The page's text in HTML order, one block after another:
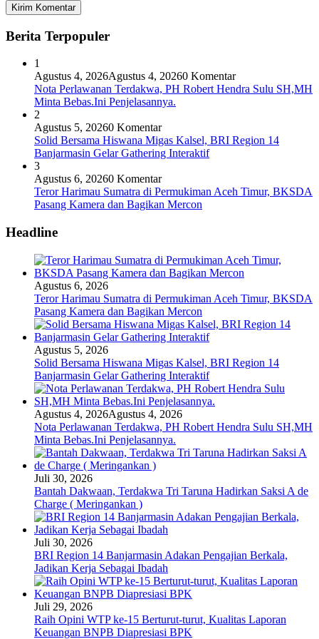
Berita Terpopuler
1
Agustus 4, 2026Agustus 4, 20260 Komentar
Nota Perlawanan Terdakwa, PH Robert Hendra Sulu SH,MH
Minta Bebas.Ini Penjelasannya.
2
Agustus 5, 20260 Komentar
Solid Bersama Hiswana Migas Kalsel, BRI Region 14
Banjarmasin Gelar Gathering Interaktif
3
Agustus 6, 20260 Komentar
Teror Harimau Sumatra di Permukiman Aceh Timur, BKSDA
Pasang Kamera dan Bagikan Mercon
Headline
Agustus 6, 2026
Teror Harimau Sumatra di Permukiman Aceh Timur, BKSDA
Pasang Kamera dan Bagikan Mercon
Agustus 5, 2026
Solid Bersama Hiswana Migas Kalsel, BRI Region 14
Banjarmasin Gelar Gathering Interaktif
Agustus 4, 2026Agustus 4, 2026
Nota Perlawanan Terdakwa, PH Robert Hendra Sulu SH,MH
Minta Bebas.Ini Penjelasannya.
Juli 30, 2026
Bantah Dakwaan, Terdakwa Tri Taruna Hadirkan Saksi A de
Charge ( Meringankan )
Juli 30, 2026
BRI Region 14 Banjarmasin Adakan Pengajian Berkala,
Jadikan Kerja Sebagai Ibadah
Juli 29, 2026
Raih Opini WTP ke-15 Berturut-turut, Kualitas Laporan
Keuangan BNPB Diapresiasi BPK